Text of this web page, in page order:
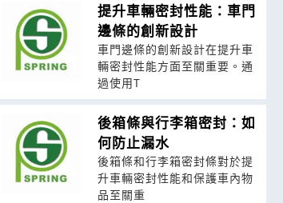
提升車輛密封性能：車門
邊條的創新設計
車門邊條的創新設計在提升車
輛密封性能方面至關重要。通
過使用T
後箱條與行李箱密封：如
何防止漏水
後箱條和行李箱密封條對於提
升車輛密封性能和保護車內物
品至關重